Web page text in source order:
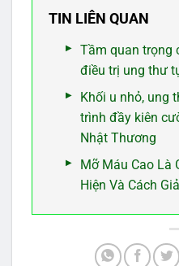
TIN LIÊN QUAN
Tầm quan trọng
điều trị ung thư
Khối u nhỏ, ung
trình đầy kiên
Nhật Thương
Mỡ Máu Cao Là
Hiện Và Cách